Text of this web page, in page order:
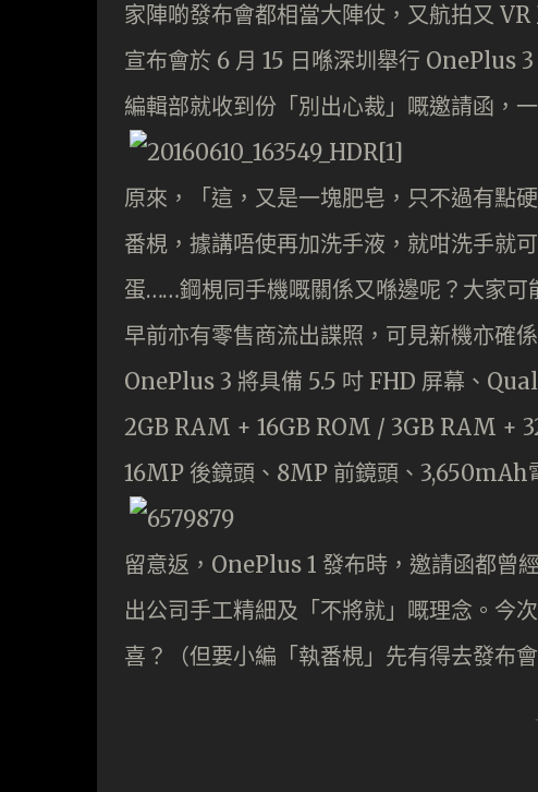
家陣啲發布會都相當大陣仗，又航拍又
宣布會於 6 月 15 日喺深圳舉行 OnePlus
編輯部就收到份「別出心裁」嘅邀請函，
原來，「這，又是一塊肥皂，只不過有點
番梘，據講唔使再加洗手液，就咁洗手就
蛋……鋼梘同手機嘅關係又喺邊呢？大家可
早前亦有零售商流出諜照，可見新機亦確
OnePlus 3 將具備 5.5 吋 FHD 屏幕、
2GB RAM + 16GB ROM / 3GB RAM +
16MP 後鏡頭、8MP 前鏡頭、3,650mAh
留意返，OnePlus 1 發布時，邀請函都曾
出公司手工精細及「不將就」嘅理念。今
喜？（但要小編「執番梘」先有得去發布會